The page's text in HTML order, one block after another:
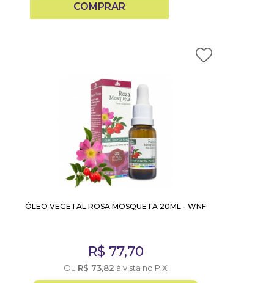
COMPRAR
ÓLEO VEGETAL ROSA MOSQUETA 20ML - WNF
R$ 77,70
Ou R$ 73,82 à vista no PIX